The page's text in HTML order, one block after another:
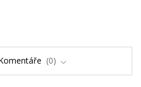
0